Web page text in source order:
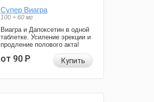
Супер Виагра
100 + 60 мг
Виагра и Дапоксетин в одной
таблетке. Усиление эрекции и
продление полового акта!
от 90Р Купить